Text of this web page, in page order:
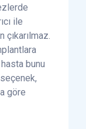
ile
çıkarılmaz.
bunu
göre